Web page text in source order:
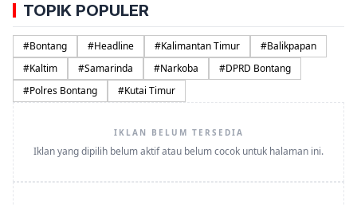
TOPIK POPULER
#Bontang #Headline #Kalimantan Timur #Balikpapan
#Kaltim #Samarinda #Narkoba #DPRD Bontang
#Polres Bontang #Kutai Timur
IKLAN BELUM TERSEDIA
Iklan yang dipilih belum aktif atau belum cocok untuk halaman ini.